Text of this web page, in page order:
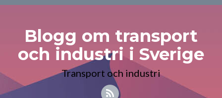
Blogg om transport
och industri i Sverige
Transport och industri